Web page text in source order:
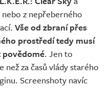
nebo z nepřeberného
Vše od zbraní přes
prostředí tedy musí
. Jen to
než za časů vlády starého
Screenshoty navíc